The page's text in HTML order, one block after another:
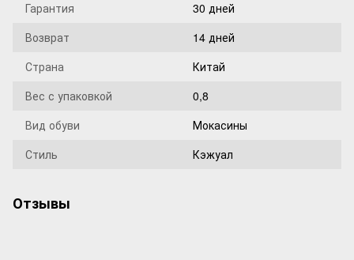
Гарантия
30 дней
Возврат
14 дней
Страна
Китай
Вес с упаковкой
0,8
Вид обуви
Мокасины
Стиль
Кэжуал
Отзывы